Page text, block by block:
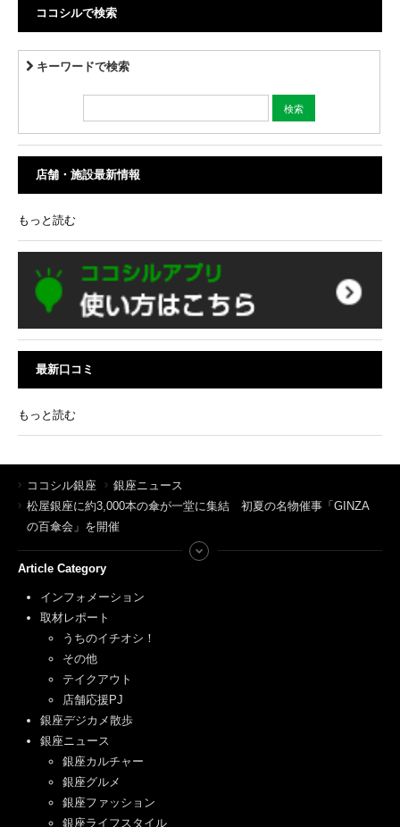
ココシルで検索
キーワードで検索
店舗・施設最新情報
もっと読む
最新口コミ
もっと読む
ココシル銀座
銀座ニュース
松屋銀座に約3,000本の傘が一堂に集結 初夏の名物催事「GINZA
の百傘会」を開催
Article Category
インフォメーション
取材レポート
うちのイチオシ！
その他
テイクアウト
店舗応援PJ
銀座デジカメ散歩
銀座ニュース
銀座カルチャー
銀座グルメ
銀座ファッション
銀座ライフスタイル